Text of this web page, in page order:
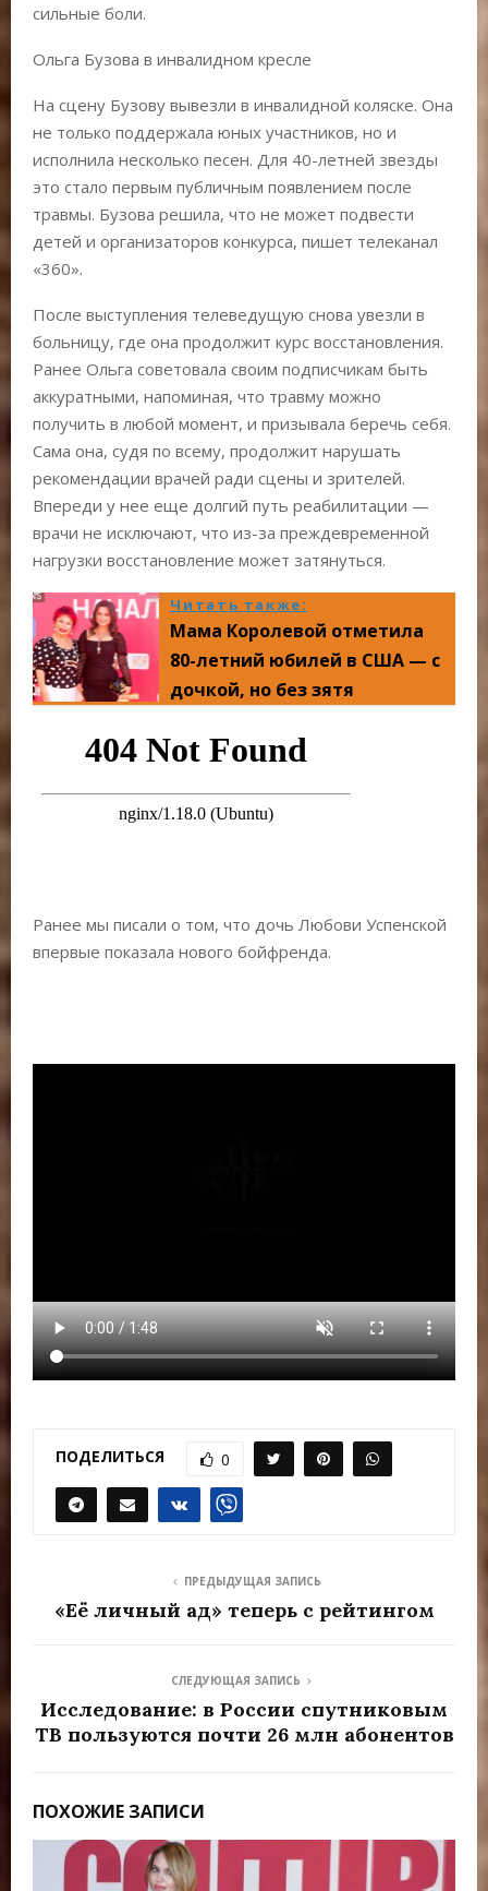
сильные боли.
Ольга Бузова в инвалидном кресле
На сцену Бузову вывезли в инвалидной коляске. Она
не только поддержала юных участников, но и
исполнила несколько песен. Для 40-летней звезды
это стало первым публичным появлением после
травмы. Бузова решила, что не может подвести
детей и организаторов конкурса, пишет телеканал
«360».
После выступления телеведущую снова увезли в
больницу, где она продолжит курс восстановления.
Ранее Ольга советовала своим подписчикам быть
аккуратными, напоминая, что травму можно
получить в любой момент, и призывала беречь себя.
Сама она, судя по всему, продолжит нарушать
рекомендации врачей ради сцены и зрителей.
Впереди у нее еще долгий путь реабилитации —
врачи не исключают, что из-за преждевременной
нагрузки восстановление может затянуться.
Читать также:
Мама Королевой отметила
80-летний юбилей в США — с
дочкой, но без зятя
Ранее мы писали о том, что дочь Любови Успенской
впервые показала нового бойфренда.
ПОДЕЛИТЬСЯ 0
ПРЕДЫДУЩАЯ ЗАПИСЬ
«Её личный ад» теперь с рейтингом
СЛЕДУЮЩАЯ ЗАПИСЬ
Исследование: в России спутниковым
ТВ пользуются почти 26 млн абонентов
ПОХОЖИЕ ЗАПИСИ